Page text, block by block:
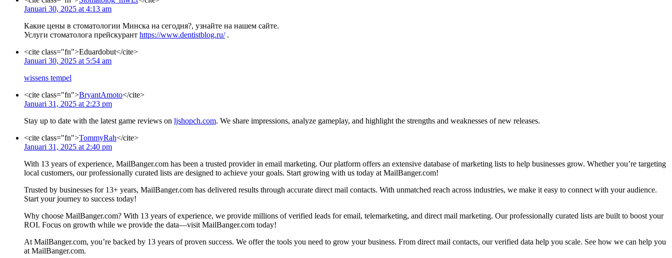
Januari 30, 2025 at 4:13 am
Какие цены в стоматологии Минска на сегодня?, узнайте на нашем сайте.
Услуги стоматолога прейскурант https://www.dentistblog.ru/.
<cite class="fn">Eduardobut</cite>
Januari 30, 2025 at 5:54 am
wissens tempel
<cite class="fn">BryantAmoto</cite>
Januari 31, 2025 at 2:23 pm
Stay up to date with the latest game reviews on ljshopch.com. We share impressions, analyze gameplay, and highlight the strengths and weaknesses of new releases.
<cite class="fn">TommyRah</cite>
Januari 31, 2025 at 2:40 pm
With 13 years of experience, MailBanger.com has been a trusted provider in email marketing. Our platform offers an extensive database of marketing lists to help businesses grow. Whether you’re targeting
local customers, our professionally curated lists are designed to achieve your goals. Start growing with us today at MailBanger.com!
Trusted by businesses for 13+ years, MailBanger.com has delivered results through accurate direct mail contacts. With unmatched reach across industries, we make it easy to connect with your audience.
Start your journey to success today!
Why choose MailBanger.com? With 13 years of experience, we provide millions of verified leads for email, telemarketing, and direct mail marketing. Our professionally curated lists are built to boost your
ROI. Focus on growth while we provide the data—visit MailBanger.com today!
At MailBanger.com, you’re backed by 13 years of proven success. We offer the tools you need to grow your business. From direct mail contacts, our verified data help you scale. See how we can help you
at MailBanger.com.